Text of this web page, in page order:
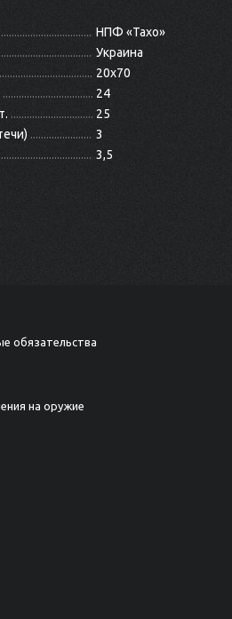
НПФ «Тахо»
Украина
20x70
24
25
3
3,5
обязательства
на оружие